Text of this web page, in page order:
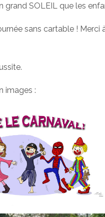
grand SOLEIL que les
sans cartable !
images :